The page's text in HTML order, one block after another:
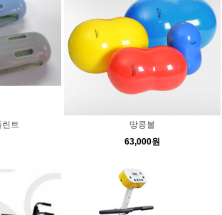
린트
땅콩볼
63,000원